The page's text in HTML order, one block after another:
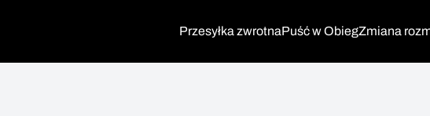
Przesyłka zwrotnaPuść w ObiegZmiana